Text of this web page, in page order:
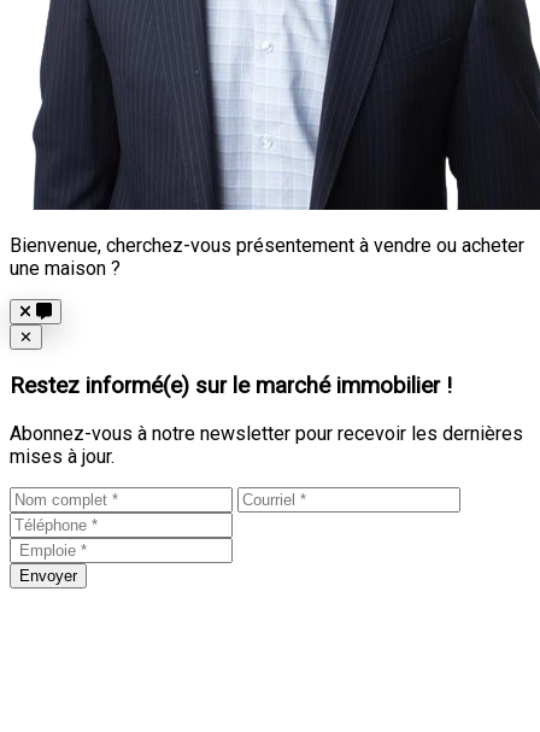
Bienvenue, cherchez-vous présentement à vendre ou acheter
une maison ?
Close
✕
Restez informé(e) sur le marché immobilier !
Abonnez-vous à notre newsletter pour recevoir les dernières
mises à jour.
Envoyer